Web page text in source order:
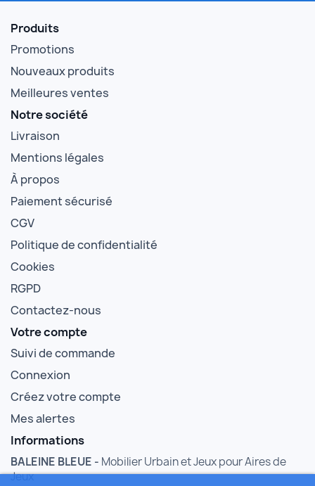
Produits
Promotions
Nouveaux produits
Meilleures ventes
Notre société
Livraison
Mentions légales
À propos
Paiement sécurisé
CGV
Politique de confidentialité
Cookies
RGPD
Contactez-nous
Votre compte
Suivi de commande
Connexion
Créez votre compte
Mes alertes
Informations
BALEINE BLEUE - Mobilier Urbain et Jeux pour Aires de
Jeux